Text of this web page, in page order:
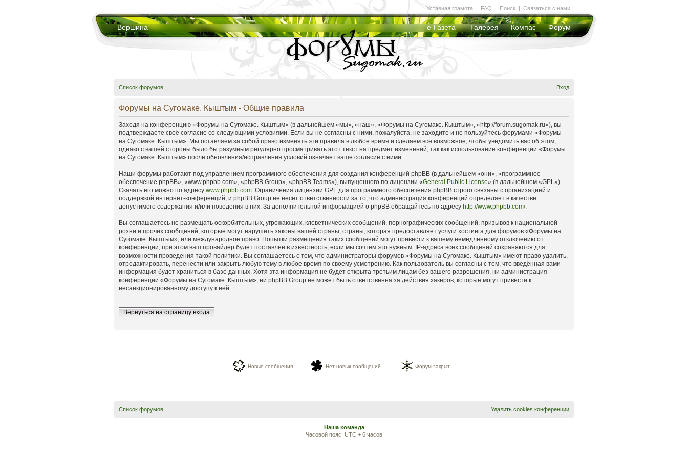
Вершина е-Газета Галерея Компас Форум
Уставная грамота | FAQ | Поиск | Связаться с нами
Список форумов Вход
Форумы на Сугомаке. Кыштым - Общие правила
Заходя на конференцию «Форумы на Сугомаке. Кыштым» (в дальнейшем «мы», «наш», «Форумы на Сугомаке. Кыштым», «http://forum.sugomak.ru»), вы
подтверждаете своё согласие со следующими условиями. Если вы не согласны с ними, пожалуйста, не заходите и не пользуйтесь форумами «Форумы
на Сугомаке. Кыштым». Мы оставляем за собой право изменять эти правила в любое время и сделаем всё возможное, чтобы уведомить вас об этом,
однако с вашей стороны было бы разумным регулярно просматривать этот текст на предмет изменений, так как использование конференции «Форумы
на Сугомаке. Кыштым» после обновления/исправления условий означает ваше согласие с ними.
Наши форумы работают под управлением программного обеспечения для создания конференций phpBB (в дальнейшем «они», «программное
обеспечение phpBB», «www.phpbb.com», «phpBB Group», «phpBB Teams»), выпущенного по лицензии «General Public License» (в дальнейшем «GPL»).
Скачать его можно по адресу www.phpbb.com. Ограничения лицензии GPL для программного обеспечения phpBB строго связаны с организацией и
поддержкой интернет-конференций, и phpBB Group не несёт ответственности за то, что администрация конференций определяет в качестве
допустимого содержания и/или поведения в них. За дополнительной информацией о phpBB обращайтесь по адресу http://www.phpbb.com/.
Вы соглашаетесь не размещать оскорбительных, угрожающих, клеветнических сообщений, порнографических сообщений, призывов к национальной
розни и прочих сообщений, которые могут нарушить законы вашей страны, страны, которая предоставляет услуги хостинга для форумов «Форумы на
Сугомаке. Кыштым», или международное право. Попытки размещения таких сообщений могут привести к вашему немедленному отключению от
конференции, при этом ваш провайдер будет поставлен в известность, если мы сочтём это нужным. IP-адреса всех сообщений сохраняются для
возможности проведения такой политики. Вы соглашаетесь с тем, что администраторы форумов «Форумы на Сугомаке. Кыштым» имеют право удалить,
отредактировать, перенести или закрыть любую тему в любое время по своему усмотрению. Как пользователь вы согласны с тем, что введённая вами
информация будет храниться в базе данных. Хотя эта информация не будет открыта третьим лицам без вашего разрешения, ни администрация
конференции «Форумы на Сугомаке. Кыштым», ни phpBB Group не может быть ответственна за действия хакеров, которые могут привести к
несанкционированному доступу к ней.
Вернуться на страницу входа
Новые сообщения Нет новых сообщений Форум закрыт
Список форумов Удалить cookies конференции
Наша команда
Часовой пояс: UTC + 6 часов